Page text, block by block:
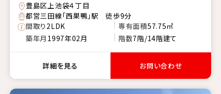
豊島区上池袋４丁目
都営三田線「西巣鴨」駅 徒歩9分
間取り2LDK 専有面積57.75㎡
築年月 1997年02月 階数7階/14階建て
詳細を見る お問い合わせ